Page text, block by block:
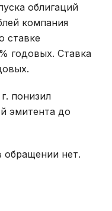
облигаций
компания
ставке
годовых. Ставка
понизил
эмитента до
обращении нет.